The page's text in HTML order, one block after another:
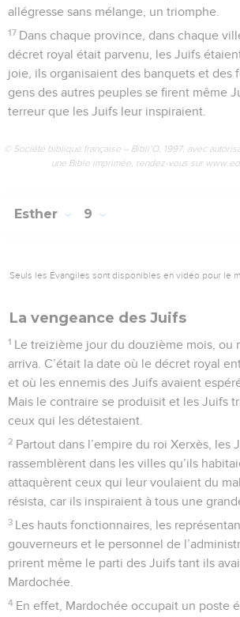
allégresse sans mélange, un triomphe.
17 Dans chaque province, dans chaque
décret royal était parvenu, les Juifs
joie, ils organisaient des banquets et des
gens des autres peuples se firent même
terreur que les Juifs leur inspiraient.
© Société biblique française – Bibli’O, 1997, avec
une Bible imprimée, rendez-vous sur
Esther 9
Seuls les Évangiles sont disponibles en vidéo pour le
La vengeance des Juifs
1 Le treizième jour du douzième mois, ou
arriva. C’était la date où le décret royal
et où les ennemis des Juifs avaient
Mais le contraire se produisit et les Juifs
ceux qui les détestaient.
2 Partout dans l’empire du roi Xerxès, les
rassemblèrent dans les villes qu’ils
attaquèrent ceux qui leur voulaient du
résista, car ils inspiraient à tous une
3 Les hauts fonctionnaires, les
gouverneurs et le personnel de
prirent même le parti des Juifs tant ils
Mardochée.
4 En effet, Mardochée occupait un poste